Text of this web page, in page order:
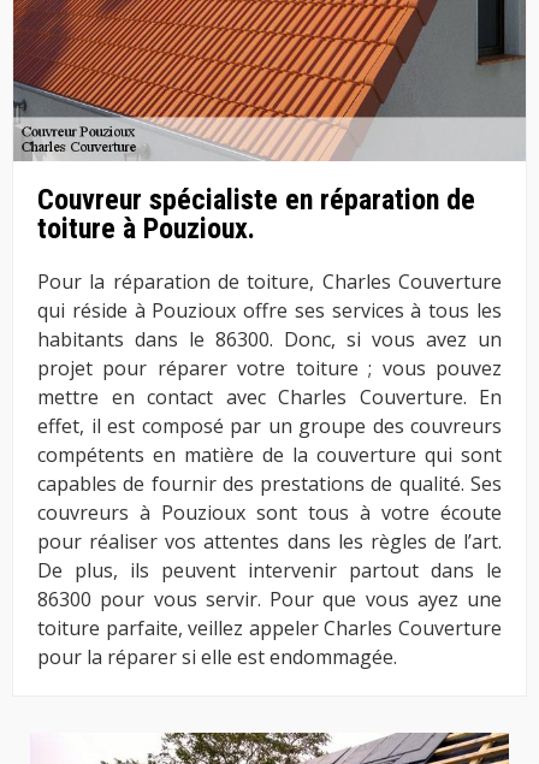
Couvreur spécialiste en réparation de
toiture à Pouzioux.
Pour la réparation de toiture, Charles Couverture
qui réside à Pouzioux offre ses services à tous les
habitants dans le 86300. Donc, si vous avez un
projet pour réparer votre toiture ; vous pouvez
mettre en contact avec Charles Couverture. En
effet, il est composé par un groupe des couvreurs
compétents en matière de la couverture qui sont
capables de fournir des prestations de qualité. Ses
couvreurs à Pouzioux sont tous à votre écoute
pour réaliser vos attentes dans les règles de l’art.
De plus, ils peuvent intervenir partout dans le
86300 pour vous servir. Pour que vous ayez une
toiture parfaite, veillez appeler Charles Couverture
pour la réparer si elle est endommagée.